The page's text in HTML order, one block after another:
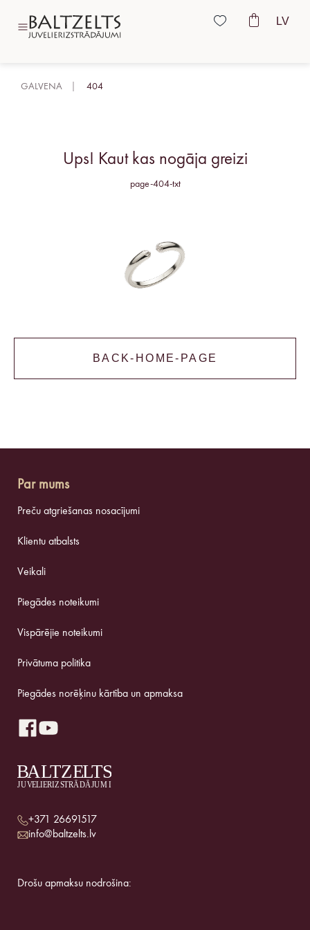
LV
GALVENA 404
Ups! Kaut kas nogāja greizi
page-404-txt
BACK-HOME-PAGE
Par mums
Preču atgriešanas nosacījumi
Klientu atbalsts
Veikali
Piegādes noteikumi
Vispārējie noteikumi
Privātuma politika
Piegādes norēķinu kārtība un apmaksa
+371 26691517
info@baltzelts.lv
Drošu apmaksu nodrošina: